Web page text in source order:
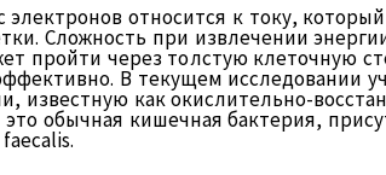
относится к току,
Сложность при извлечении
пройти через толстую клеточную
В текущем исследовании
известную как окислительно-
обычная кишечная бактерия,